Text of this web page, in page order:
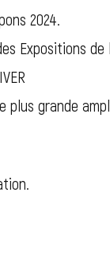
2024.
Expositions de
grande